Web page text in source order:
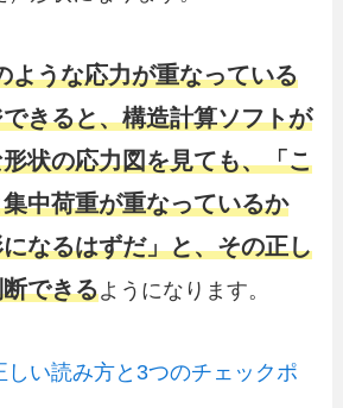
ような応力が重なっている
きると、構造計算ソフトが
状の応力図を見ても、「こ
中荷重が重なっているか
なるはずだ」と、その正し
できるようになります。
しい読み方と3つのチェックポ